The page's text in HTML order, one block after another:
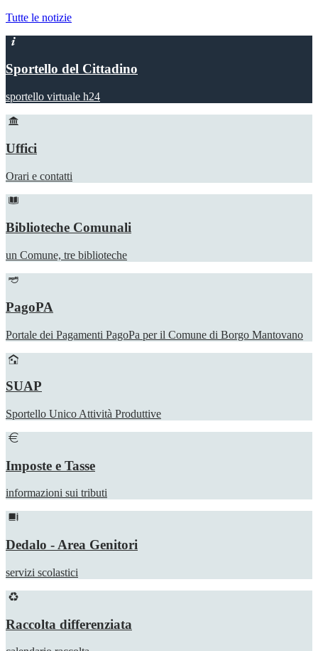
Tutte le notizie
Sportello del Cittadino
sportello virtuale h24
Uffici
Orari e contatti
Biblioteche Comunali
un Comune, tre biblioteche
PagoPA
Portale dei Pagamenti PagoPa per il Comune di Borgo Mantovano
SUAP
Sportello Unico Attività Produttive
Imposte e Tasse
informazioni sui tributi
Dedalo - Area Genitori
servizi scolastici
Raccolta differenziata